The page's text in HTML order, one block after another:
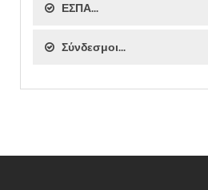
ΕΣΠΑ...
Σύνδεσμοι...